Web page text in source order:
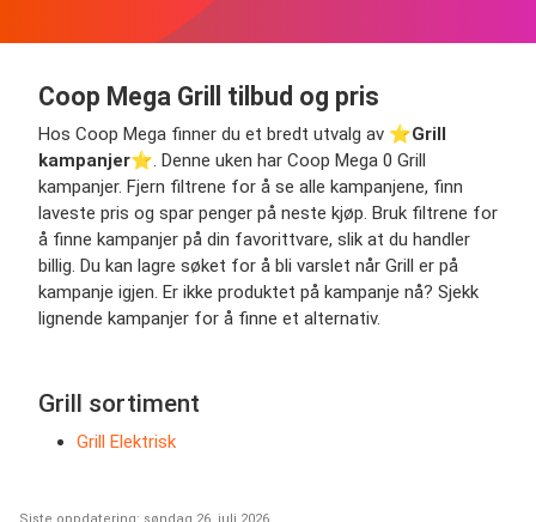
Coop Mega Grill tilbud og pris
Hos Coop Mega finner du et bredt utvalg av ⭐️Grill
kampanjer⭐️. Denne uken har Coop Mega 0 Grill
kampanjer. Fjern filtrene for å se alle kampanjene, finn
laveste pris og spar penger på neste kjøp. Bruk filtrene for
å finne kampanjer på din favorittvare, slik at du handler
billig. Du kan lagre søket for å bli varslet når Grill er på
kampanje igjen. Er ikke produktet på kampanje nå? Sjekk
lignende kampanjer for å finne et alternativ.
Grill sortiment
Grill Elektrisk